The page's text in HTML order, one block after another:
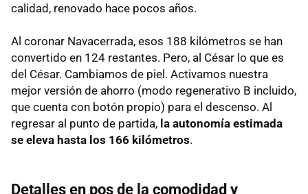
calidad, renovado hace pocos años.
Al coronar Navacerrada, esos 188 kilómetros se han
convertido en 124 restantes. Pero, al César lo que es
del César. Cambiamos de piel. Activamos nuestra
mejor versión de ahorro (modo regenerativo B incluido,
que cuenta con botón propio) para el descenso. Al
regresar al punto de partida, la autonomía estimada
se eleva hasta los 166 kilómetros.
Detalles en pos de la comodidad y